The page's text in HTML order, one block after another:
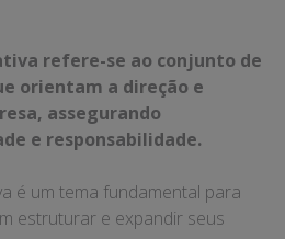
refere-se ao conjunto de
orientam a direção e
assegurando
e responsabilidade.
é um tema fundamental para
estruturar e expandir seus